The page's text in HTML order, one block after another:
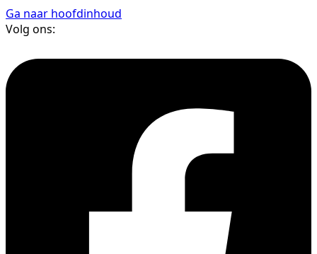
Ga naar hoofdinhoud
Volg ons: